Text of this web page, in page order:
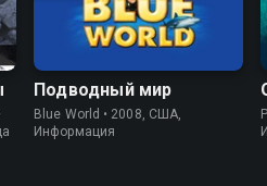
Подводный мир
Blue World • 2008, США,
Информация